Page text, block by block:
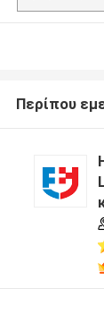
Περίπου